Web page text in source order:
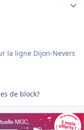
la ligne Dijon-Nevers
de block?